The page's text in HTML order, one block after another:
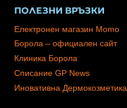
ПОЛЕЗНИ ВРЪЗКИ
Електронен магазин Momo
Борола – официален сайт
Клиника Борола
Списание GP News
Иновативна Дермокозметика